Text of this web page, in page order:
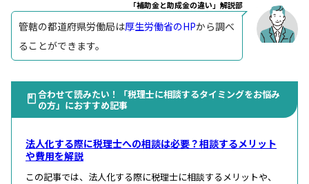
「補助金と助成金の違い」解説部
管轄の都道府県労働局は厚生労働省のHPから調べ
ることができます。
合わせて読みたい！「税理士に相談するタイミングをお悩み
の方」におすすめ記事
法人化する際に税理士への相談は必要？相談するメリット
や費用を解説
この記事では、法人化する際に税理士に相談するメリットや、